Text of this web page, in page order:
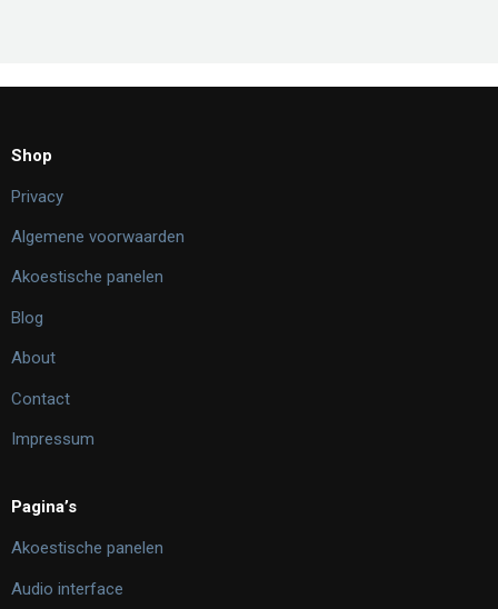
Shop
Privacy
Algemene voorwaarden
Akoestische panelen
Blog
About
Contact
Impressum
Pagina’s
Akoestische panelen
Audio interface